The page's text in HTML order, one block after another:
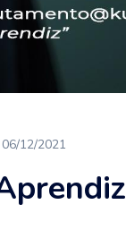
06/12/2021